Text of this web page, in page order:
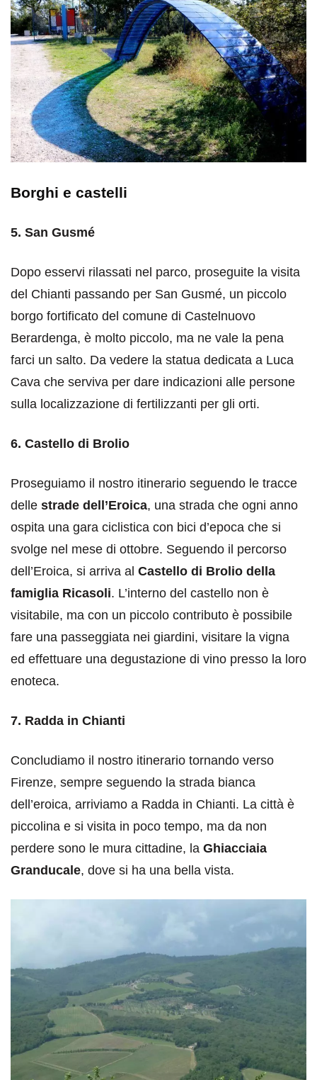
Borghi e castelli
5. San Gusmé
Dopo esservi rilassati nel parco, proseguite la visita
del Chianti passando per San Gusmé, un piccolo
borgo fortificato del comune di Castelnuovo
Berardenga, è molto piccolo, ma ne vale la pena
farci un salto. Da vedere la statua dedicata a Luca
Cava che serviva per dare indicazioni alle persone
sulla localizzazione di fertilizzanti per gli orti.
6. Castello di Brolio
Proseguiamo il nostro itinerario seguendo le tracce
delle strade dell’Eroica, una strada che ogni anno
ospita una gara ciclistica con bici d’epoca che si
svolge nel mese di ottobre. Seguendo il percorso
dell’Eroica, si arriva al Castello di Brolio della
famiglia Ricasoli. L’interno del castello non è
visitabile, ma con un piccolo contributo è possibile
fare una passeggiata nei giardini, visitare la vigna
ed effettuare una degustazione di vino presso la loro
enoteca.
7. Radda in Chianti
Concludiamo il nostro itinerario tornando verso
Firenze, sempre seguendo la strada bianca
dell’eroica, arriviamo a Radda in Chianti. La città è
piccolina e si visita in poco tempo, ma da non
perdere sono le mura cittadine, la Ghiacciaia
Granducale, dove si ha una bella vista.